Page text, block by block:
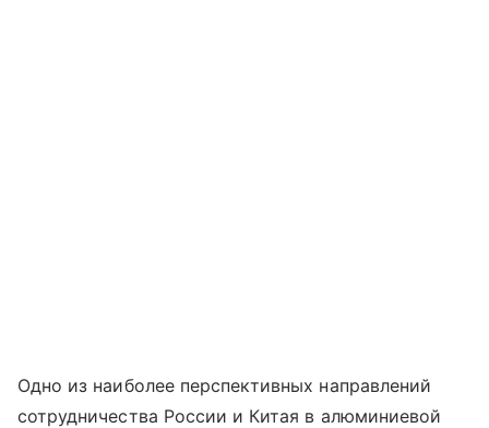
Одно из наиболее перспективных направлений
сотрудничества России и Китая в алюминиевой